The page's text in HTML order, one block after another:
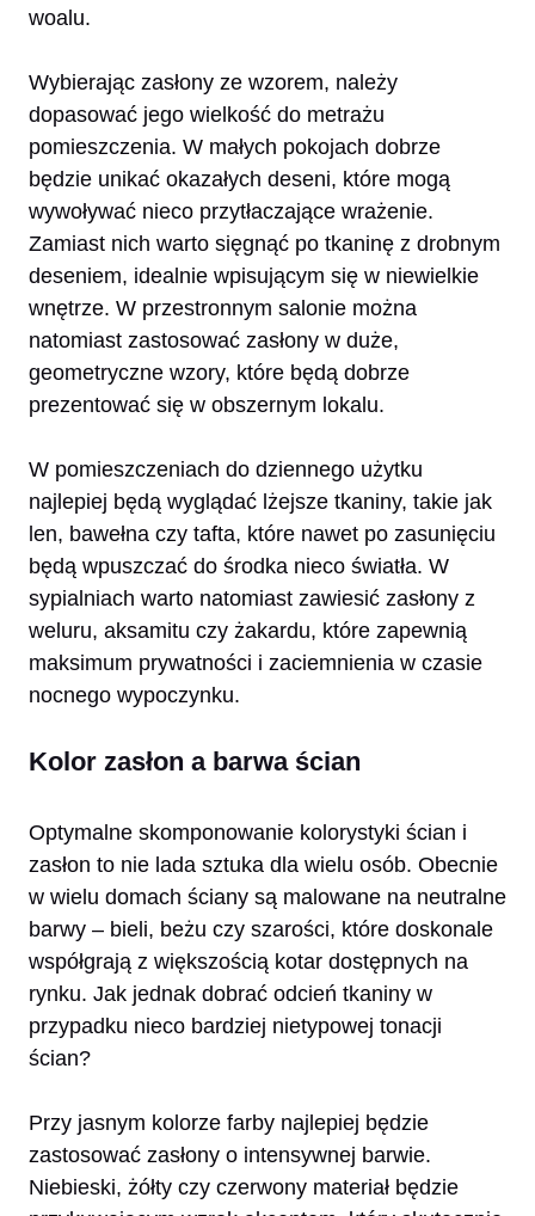
woalu.
Wybierając zasłony ze wzorem, należy
dopasować jego wielkość do metrażu
pomieszczenia. W małych pokojach dobrze
będzie unikać okazałych deseni, które mogą
wywoływać nieco przytłaczające wrażenie.
Zamiast nich warto sięgnąć po tkaninę z drobnym
deseniem, idealnie wpisującym się w niewielkie
wnętrze. W przestronnym salonie można
natomiast zastosować zasłony w duże,
geometryczne wzory, które będą dobrze
prezentować się w obszernym lokalu.
W pomieszczeniach do dziennego użytku
najlepiej będą wyglądać lżejsze tkaniny, takie jak
len, bawełna czy tafta, które nawet po zasunięciu
będą wpuszczać do środka nieco światła. W
sypialniach warto natomiast zawiesić zasłony z
weluru, aksamitu czy żakardu, które zapewnią
maksimum prywatności i zaciemnienia w czasie
nocnego wypoczynku.
Kolor zasłon a barwa ścian
Optymalne skomponowanie kolorystyki ścian i
zasłon to nie lada sztuka dla wielu osób. Obecnie
w wielu domach ściany są malowane na neutralne
barwy – bieli, beżu czy szarości, które doskonale
współgrają z większością kotar dostępnych na
rynku. Jak jednak dobrać odcień tkaniny w
przypadku nieco bardziej nietypowej tonacji
ścian?
Przy jasnym kolorze farby najlepiej będzie
zastosować zasłony o intensywnej barwie.
Niebieski, żółty czy czerwony materiał będzie